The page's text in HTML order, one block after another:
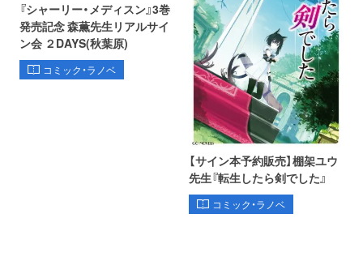
『シャーリー・メディスン』3巻
発売記念 森薫先生リアルサイ
ン会 ２DAYS(秋葉原)
コミック・ラノベ
【サイン本予約販売】棚架ユウ
先生『転生したら剣でした』
コミック・ラノベ